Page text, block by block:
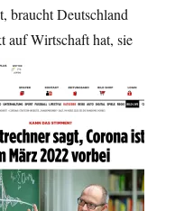
braucht Deutschland
aufWirtschaft hat, sie